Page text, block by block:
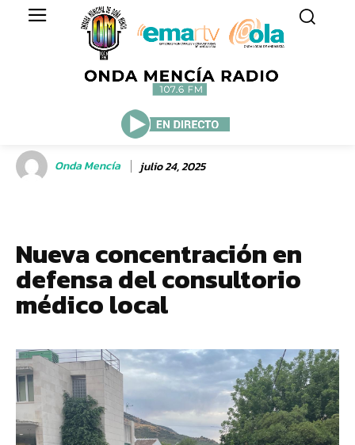
Onda Mencía julio 24, 2025
Nueva concentración en
defensa del consultorio
médico local